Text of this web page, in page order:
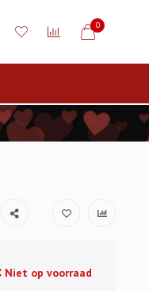
0
Niet op voorraad